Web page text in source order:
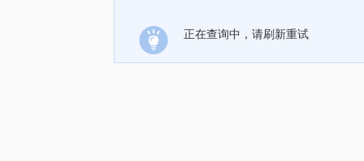
正在查询中，请刷新重试